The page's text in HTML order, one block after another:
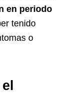
en periodo
tenido
o